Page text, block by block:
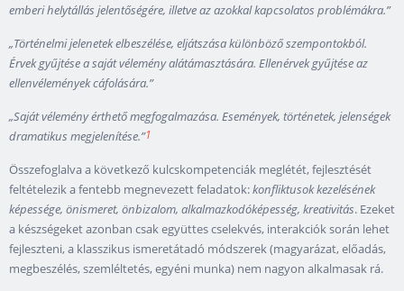
emberi helytállás jelentőségére, illetve az azokkal kapcsolatos problémákra.”
„Történelmi jelenetek elbeszélése, eljátszása különböző szempontokból.
Érvek gyűjtése a saját vélemény alátámasztására. Ellenérvek gyűjtése az
ellenvélemények cáfolására.”
„Saját vélemény érthető megfogalmazása. Események, történetek, jelenségek
dramatikus megjelenítése.”1
Összefoglalva a következő kulcskompetenciák meglétét, fejlesztését
feltételezik a fentebb megnevezett feladatok:konfliktusok kezelésének
képessége, önismeret, önbizalom, alkalmazkodóképesség, kreativitás. Ezeket
a készségeket azonban csak együttes cselekvés, interakciók során lehet
fejleszteni, a klasszikus ismeretátadó módszerek (magyarázat, előadás,
megbeszélés, szemléltetés, egyéni munka) nem nagyon alkalmasak rá.